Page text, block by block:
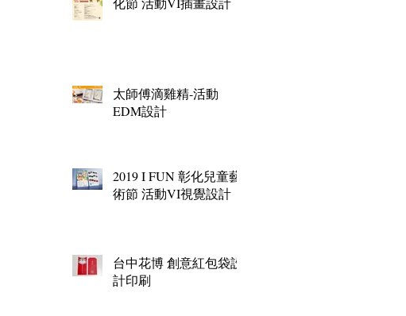
太師傅滴雞精-活動
EDM設計
2019 I FUN 彰化兒童藝
術節 活動VI視覺設計
台中花博 創意紅包袋設
計印刷